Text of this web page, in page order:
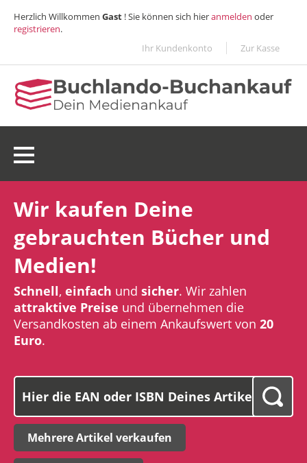
Herzlich Willkommen Gast ! Sie können sich hieranmelden oder
registrieren.
Ihr Kundenkonto
Zur Kasse
Wir kaufen Deine
gebrauchten Bücher und
Medien!
Schnell, einfach und sicher. Wir zahlen
attraktive Preise und übernehmen die
Versandkosten ab einem Ankaufswert von 20
Euro.
Mehrere Artikel verkaufen